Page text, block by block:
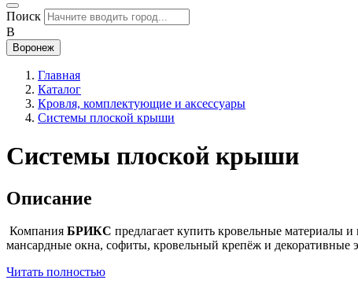
Поиск
В
Воронеж
Главная
Каталог
Кровля, комплектующие и аксессуары
Системы плоской крыши
Системы плоской крыши
Описание
Компания БРИКС предлагает купить кровельные
мансардные окна, софиты, кровельный крепёж и
Читать полностью